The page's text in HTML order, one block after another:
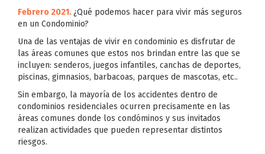
Febrero 2021. ¿Qué podemos hacer para vivir más seguros
en un Condominio?
Una de las ventajas de vivir en condominio es disfrutar de
las áreas comunes que estos nos brindan entre las que se
incluyen: senderos, juegos infantiles, canchas de deportes,
piscinas, gimnasios, barbacoas, parques de mascotas, etc..
Sin embargo, la mayoría de los accidentes dentro de
condominios residenciales ocurren precisamente en las
áreas comunes donde los condóminos y sus invitados
realizan actividades que pueden representar distintos
riesgos.